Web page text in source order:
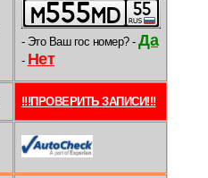
- Это Ваш гос номер? - Да
- Нет
!!!ПРОВЕРИТЬ ЗАПИСИ!!!